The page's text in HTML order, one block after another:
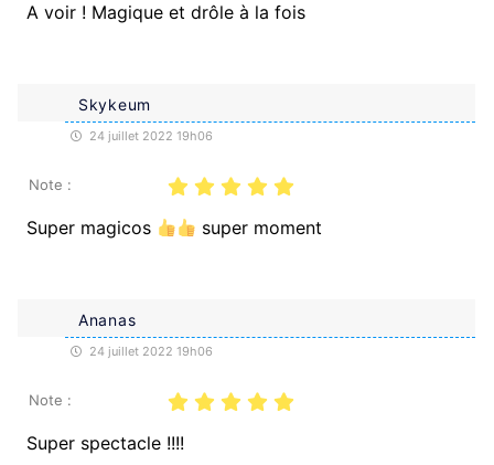
A voir ! Magique et drôle à la fois
Skykeum
24 juillet 2022 19h06
Note :
Super magicos super moment
Ananas
24 juillet 2022 19h06
Note :
Super spectacle !!!!